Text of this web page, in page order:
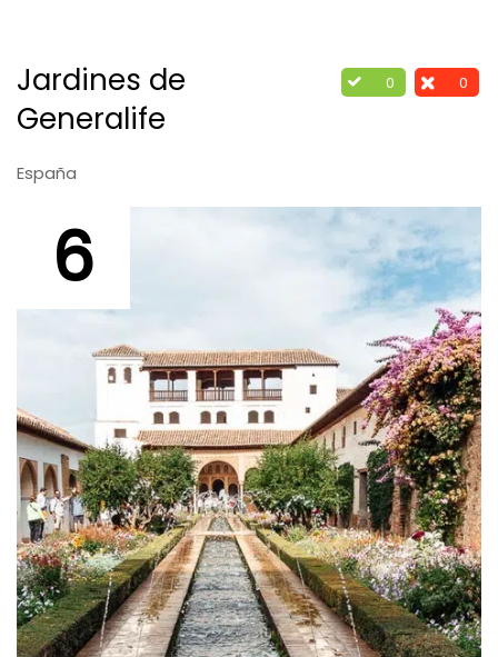
0 0
Jardines de
Generalife
España
6